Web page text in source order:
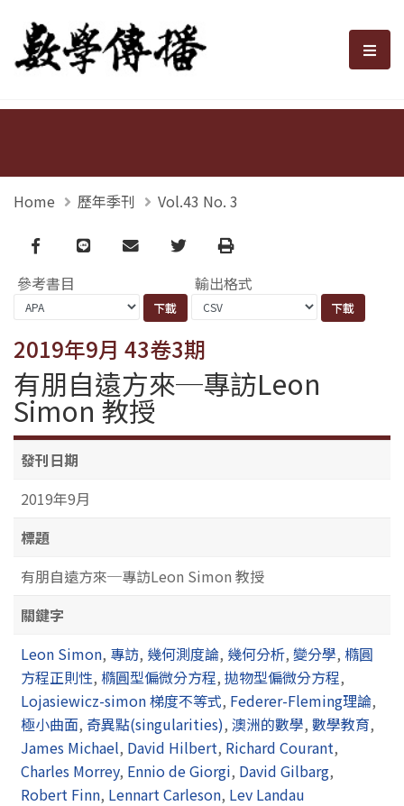
數學傳播 選
Home 歷年季刊 Vol.43 No. 3
Facebook
line email TwitterPrint
參考書目 輸出格式
2019年9月 43卷3期
有朋自遠方來─專訪Leon
Simon 教授
發刊日期
2019年9月
標題
有朋自遠方來─專訪Leon Simon 教授
關鍵字
Leon Simon, 專訪, 幾何測度論, 幾何分析, 變分學, 橢圓
方程正則性, 橢圓型偏微分方程, 拋物型偏微分方程,
Lojasiewicz-simon 梯度不等式, Federer-Fleming理論,
極小曲面, 奇異點(singularities), 澳洲的數學, 數學教育,
James Michael, David Hilbert, Richard Courant,
Charles Morrey, Ennio de Giorgi, David Gilbarg,
Robert Finn, Lennart Carleson, Lev Landau